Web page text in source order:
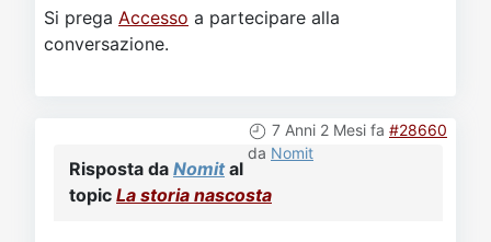
Si prega Accesso a partecipare alla
conversazione.
7 Anni 2 Mesi fa #28660
da Nomit
Risposta da Nomital
topic La storia nascosta